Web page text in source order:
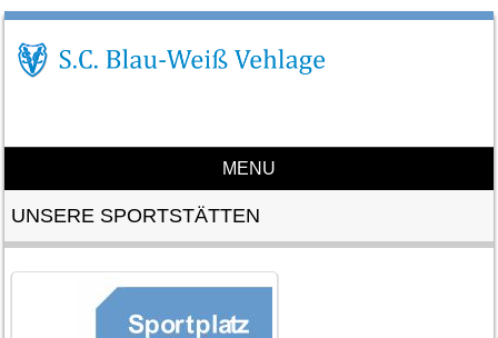
MENU
UNSERE SPORTSTÄTTEN